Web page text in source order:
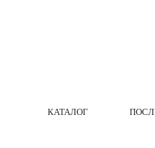
КАТАЛОГ